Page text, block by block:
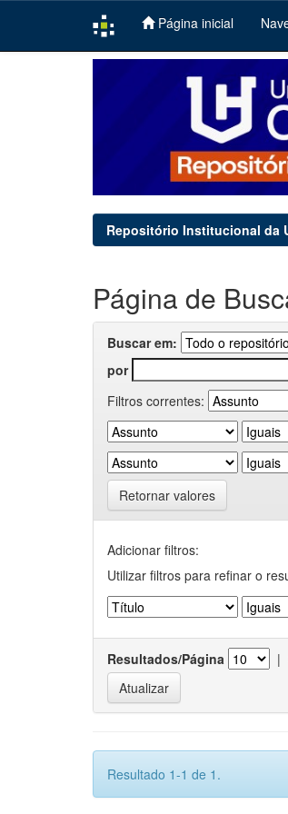
Página inicial
Repositório Institucional da
Página de
Buscar em:
por
Filtros correntes:
Retornar valores
Adicionar filtros:
Utilizar filtros para refinar o
Resultados/Página |
Resultado 1-1 de 1.